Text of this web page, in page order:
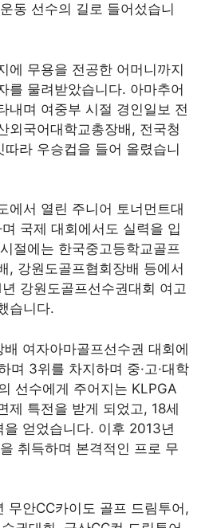
동 선수의 길로 들어섰습니
에 무용을 전공한 어머니까지
를 물려받았습니다. 아마추어
내며 여중부 시절 경인일보 전
외국어대학교총장배, 전국청
따라 우승컵을 들어 올렸습니
에서 열린 주니어 토너먼트대
국제 대회에서도 실력을 입
절에는 한국중고등학교골프
, 강원도골프협회장배 등에서
강원도골프선수권대회 여고
습니다.
여자아마골프선수권 대회에
며 3위를 차지하며 중·고·대학
선수에게 주어지는 KLPGA
제 특전을 받게 되었고, 18세
얻었습니다. 이후 2013년
취득하며 본격적인 프로 무
무안CC카이도 골프 드림투어,